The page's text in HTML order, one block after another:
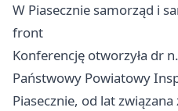
W Piasecznie samorząd i
front
Konferencję otworzyła dr
Państwowy Powiatowy
Piasecznie, od lat